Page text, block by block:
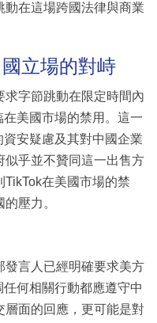
在這場跨國法律與商業
立場的對峙
求字節跳動在限定時間內
美國市場的禁用。這一
安疑慮及其對中國企業
似乎並不贊同這一出售方
在美國市場的禁
壓力。
發言人已經明確要求美方
何相關行動都應遵守中
層面的回應，更可能是對